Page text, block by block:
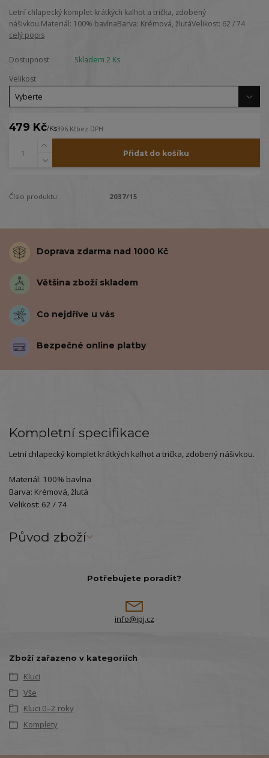
Letní chlapecký komplet krátkých kalhot a trička, zdobený
nášivkou.Materiál: 100% bavlnaBarva: Krémová, žlutáVelikost: 62 / 74
celý popis
Dostupnost
Skladem 2 Ks
Velikost
479 Kč/Ks396 Kčbez DPH
Přidat do košíku
Číslo produktu: 2037/15
Doprava zdarma nad 1000 Kč
Většina zboží skladem
Co nejdříve u vás
Bezpečné online platby
Kompletní specifikace
Letní chlapecký komplet krátkých kalhot a trička, zdobený nášivkou.
Materiál: 100% bavlna
Barva: Krémová, žlutá
Velikost: 62 / 74
Původ zboží
Potřebujete poradit?
info@ipj.cz
Zboží zařazeno v kategoriích
Kluci
Vše
Kluci 0–2 roky
Komplety